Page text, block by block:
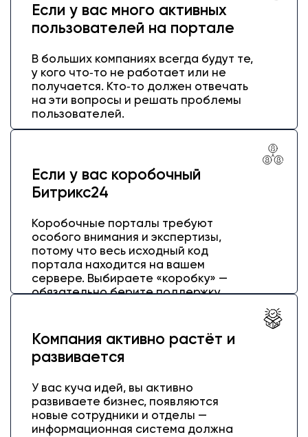
Если у вас много активных
пользователей на портале
В больших компаниях всегда будут те,
у кого что‑то не работает или не
получается. Кто‑то должен отвечать
на эти вопросы и решать проблемы
пользователей.
Если у вас коробочный
Битрикс24
Коробочные порталы требуют
особого внимания и экспертизы,
потому что весь исходный код
портала находится на вашем
сервере. Выбираете «коробку» —
обязательно берите поддержку.
Компания активно растёт и
развивается
У вас куча идей, вы активно
развиваете бизнес, появляются
новые сотрудники и отделы —
информационная система должна